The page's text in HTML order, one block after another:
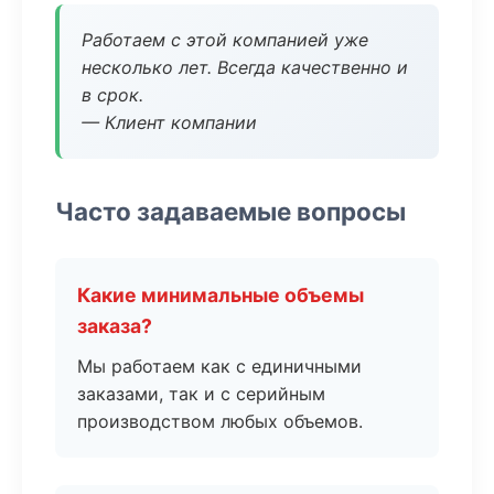
Работаем с этой компанией уже
несколько лет. Всегда качественно и
в срок.
— Клиент компании
Часто задаваемые вопросы
Какие минимальные объемы
заказа?
Мы работаем как с единичными
заказами, так и с серийным
производством любых объемов.